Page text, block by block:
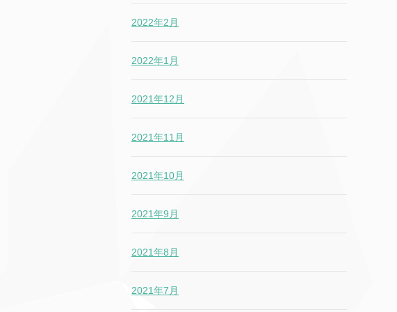
2022年2月
2022年1月
2021年12月
2021年11月
2021年10月
2021年9月
2021年8月
2021年7月